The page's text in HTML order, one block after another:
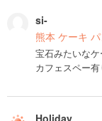
si-
熊本 ケーキ
宝石みたいなケ
カフェスペー有
Holiday